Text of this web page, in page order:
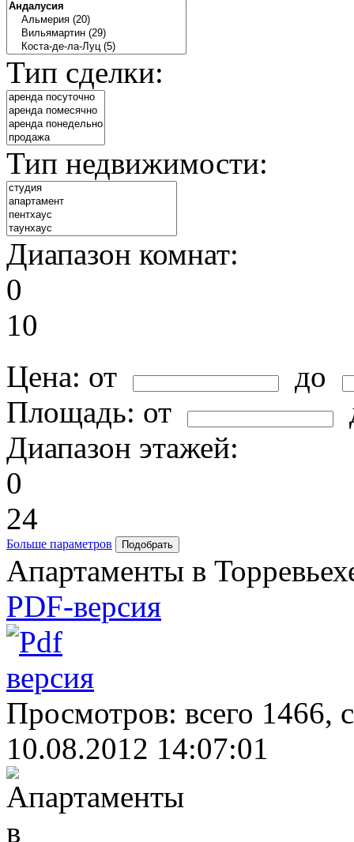
Тип сделки:
Тип недвижимости:
Диапазон комнат:
0
10
Цена: от
до
Площадь: от
Диапазон этажей:
0
24
Больше параметров
Апартаменты в
PDF-версия
Просмотров: всего 1466,
10.08.2012 14:07:01